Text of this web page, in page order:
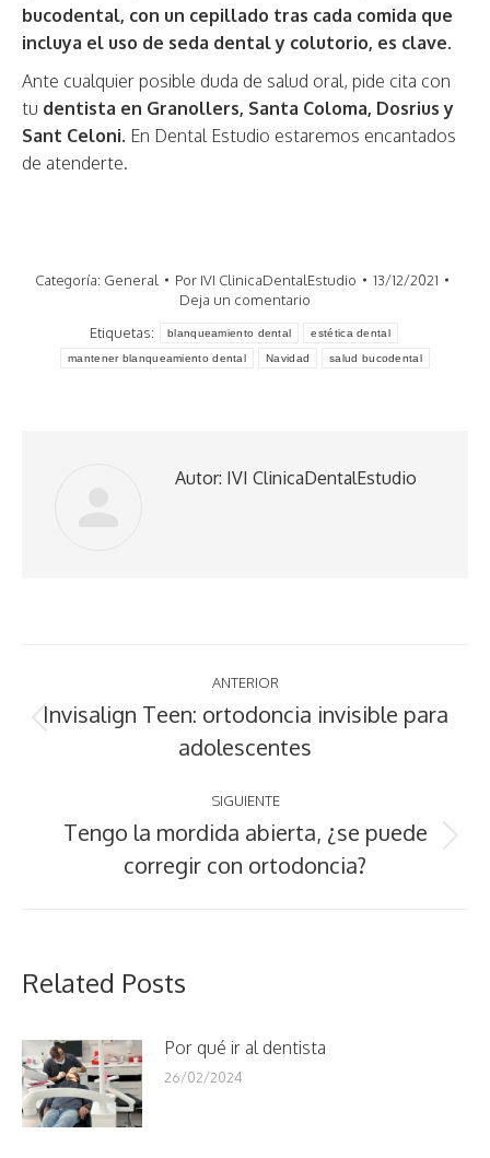
bucodental, con un cepillado tras cada comida que
incluya el uso de seda dental y colutorio, es clave.
Ante cualquier posible duda de salud oral, pide cita con
tu dentista en Granollers, Santa Coloma, Dosrius y
Sant Celoni. En Dental Estudio estaremos encantados
de atenderte.
Categoría: General Por IVI ClinicaDentalEstudio
13/12/2021
Deja un comentario
Etiquetas:
blanqueamiento dental estética dental
mantener blanqueamiento dental Navidad salud bucodental
Autor: IVI ClinicaDentalEstudio
Navegación
entre
publicaciones
ANTERIOR
Publicación
anterior:
Invisalign Teen: ortodoncia invisible para
adolescentes
SIGUIENTE
Publicación
siguiente:
Tengo la mordida abierta, ¿se puede
corregir con ortodoncia?
Related Posts
Por qué ir al dentista
26/02/2024